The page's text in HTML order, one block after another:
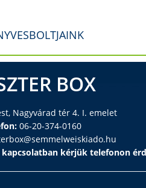
BOX
Nagyvárad tér 4. I. emelet
06-20-374-0160
kapcsolatban kérjük telefonon